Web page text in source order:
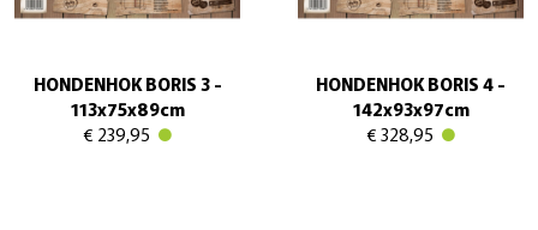
HONDENHOK BORIS 3 -
113x75x89cm
€ 239,95
HONDENHOK BORIS 4 -
142x93x97cm
€ 328,95